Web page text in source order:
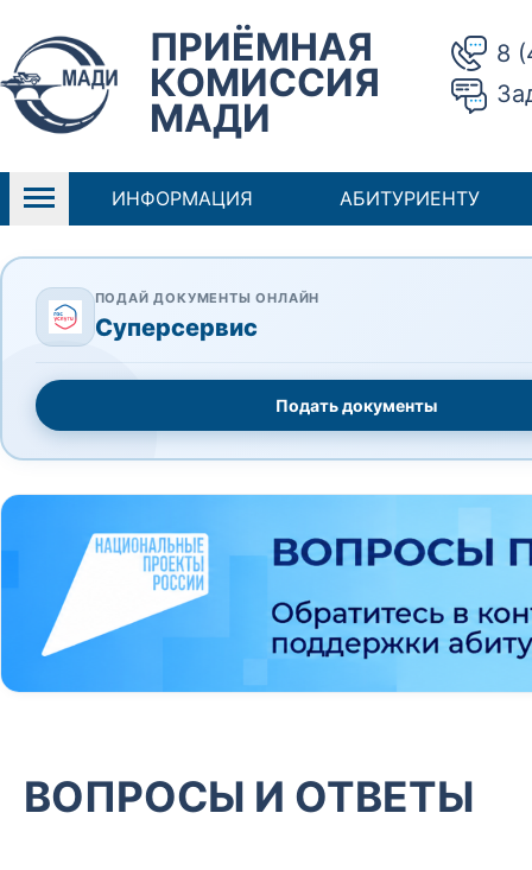
ПРИЁМНАЯ
КОМИССИЯ
МАДИ
8
ИНФОРМАЦИЯ АБИТУРИЕНТУ
ПОДАЙ ДОКУМЕНТЫ ОНЛАЙН
Суперсервис
Подать документы
ВОПРОСЫ И ОТВЕТЫ